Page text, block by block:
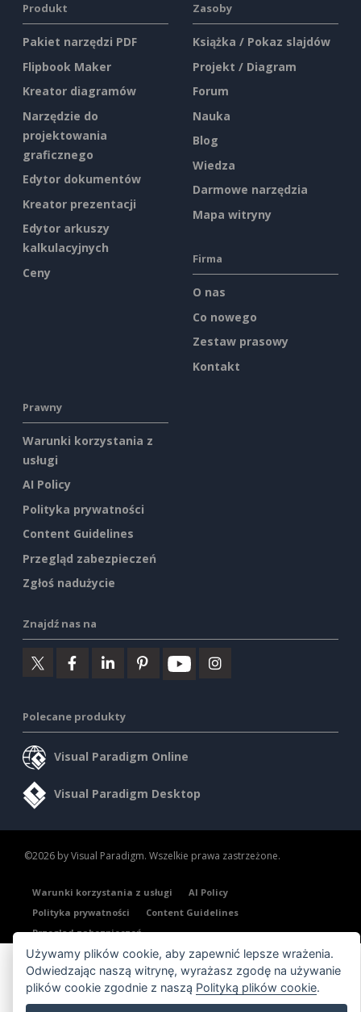
Produkt
Pakiet narzędzi PDF
Flipbook Maker
Kreator diagramów
Narzędzie do
projektowania
graficznego
Edytor dokumentów
Kreator prezentacji
Edytor arkuszy
kalkulacyjnych
Ceny
Zasoby
Książka / Pokaz slajdów
Projekt / Diagram
Forum
Nauka
Blog
Wiedza
Darmowe narzędzia
Mapa witryny
Firma
O nas
Co nowego
Zestaw prasowy
Kontakt
Prawny
Warunki korzystania z
usługi
AI Policy
Polityka prywatności
Content Guidelines
Przegląd zabezpieczeń
Zgłoś nadużycie
Znajdź nas na
Polecane produkty
Visual Paradigm Online
Visual Paradigm Desktop
©2026 by Visual Paradigm. Wszelkie prawa zastrzeżone.
Warunki korzystania z usługi
AI Policy
Polityka prywatności
Content Guidelines
Przegląd zabezpieczeń
Używamy plików cookie, aby zapewnić lepsze wrażenia.
Odwiedzając naszą witrynę, wyrażasz zgodę na używanie
plików cookie zgodnie z naszą Polityką plików cookie.